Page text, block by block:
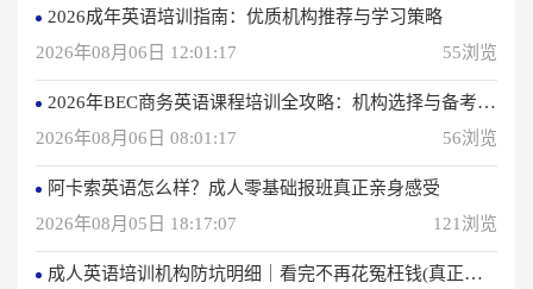
2026成年英语培训指南：优质机构推荐与学习策略
2026年08月06日 12:01:17
55浏览
2026年BEC商务英语课程培训全攻略：机构选择与备考指南
2026年08月06日 08:01:17
56浏览
阿卡索英语怎么样？成人零基础报班真正亲身感受
2026年08月05日 18:17:07
121浏览
成人英语培训机构防坑明细｜看完不再花冤枉钱(真正的用户反馈)